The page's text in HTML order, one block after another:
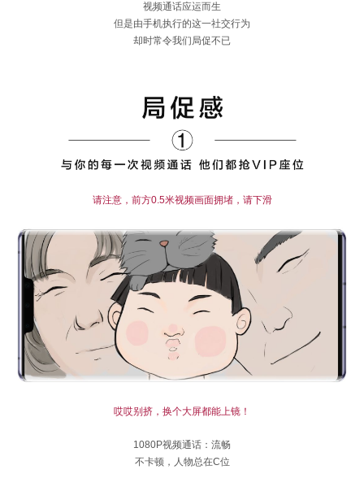
视频通话应运而生
但是由手机执行的这一社交行为
却时常令我们局促不已
请注意，前方0.5米视频画面拥堵，请下滑
哎哎别挤，换个大屏都能上镜！
1080P视频通话：流畅
不卡顿，人物总在C位